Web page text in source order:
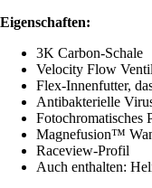
Eigenschaften:
3K Carbon-Schale
Velocity Flow
Flex-Innenfutter,
Antibakterielle
Magnefusion™
Raceview-Profil
Auch enthalten: